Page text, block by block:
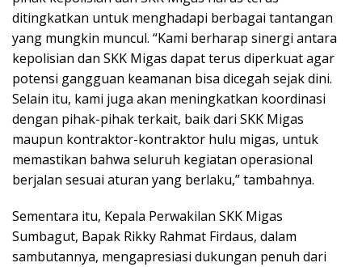
ditingkatkan untuk menghadapi berbagai tantangan
yang mungkin muncul. “Kami berharap sinergi antara
kepolisian dan SKK Migas dapat terus diperkuat agar
potensi gangguan keamanan bisa dicegah sejak dini.
Selain itu, kami juga akan meningkatkan koordinasi
dengan pihak-pihak terkait, baik dari SKK Migas
maupun kontraktor-kontraktor hulu migas, untuk
memastikan bahwa seluruh kegiatan operasional
berjalan sesuai aturan yang berlaku,” tambahnya.
Sementara itu, Kepala Perwakilan SKK Migas
Sumbagut, Bapak Rikky Rahmat Firdaus, dalam
sambutannya, mengapresiasi dukungan penuh dari